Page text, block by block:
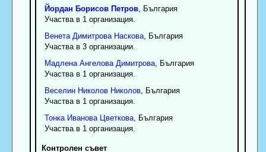
Йордан Борисов Петров, България
Участва в 1 организация.
Венета Димитрова Наскова, България
Участва в 3 организации.
Мадлена Ангелова Димитрова, България
Участва в 1 организация.
Веселин Николов Николов, България
Участва в 1 организация.
Тонка Иванова Цветкова, България
Участва в 1 организация.
Контролен съвет